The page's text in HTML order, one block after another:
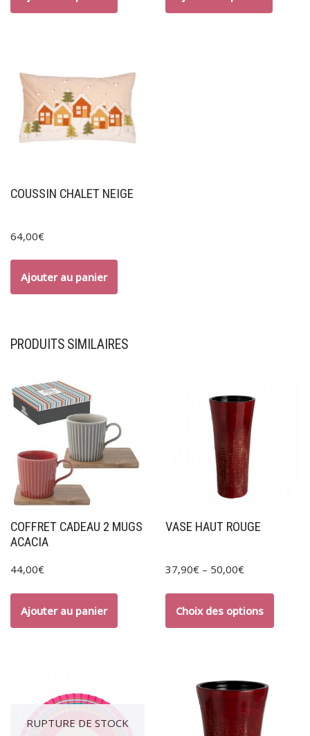
COUSSIN CHALET NEIGE
64,00€
Ajouter au panier
PRODUITS SIMILAIRES
COFFRET CADEAU 2 MUGS
ACACIA
44,00€
Ajouter au panier
VASE HAUT ROUGE
37,90€ – 50,00€
Choix des options
RUPTURE DE STOCK